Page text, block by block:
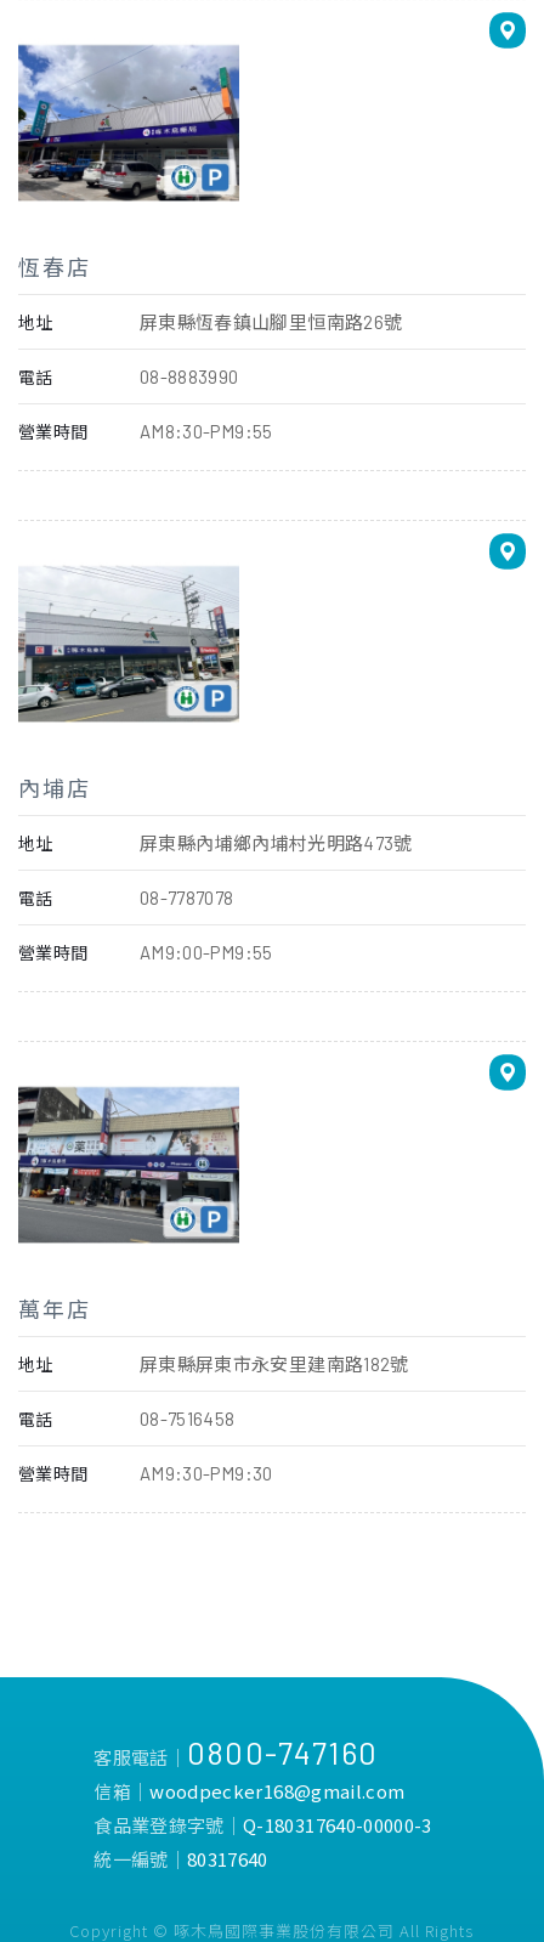
恆春店
營業時間 AM8:30-PM9:55
電話 08-8883990
地址 屏東縣恆春鎮山腳里恒南路26號
內埔店
營業時間 AM9:00-PM9:55
電話 08-7787078
地址 屏東縣內埔鄉內埔村光明路473號
萬年店
營業時間 AM9:30-PM9:30
電話 08-7516458
地址 屏東縣屏東市永安里建南路182號
客服電話│ 0800-747160
信箱│woodpecker168@gmail.com
食品業登錄字號│Q-180317640-00000-3
統一編號│80317640
Copyright © 啄木鳥國際事業股份有限公司 All Rights